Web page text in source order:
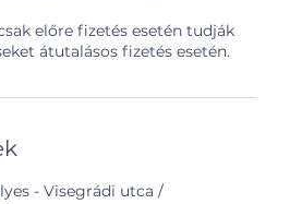
előre fizetés esetén tudják
átutalásos fizetés esetén.
- Visegrádi utca /